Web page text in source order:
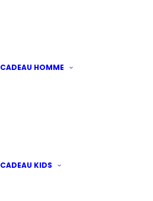
CADEAU HOMME
CADEAU KIDS